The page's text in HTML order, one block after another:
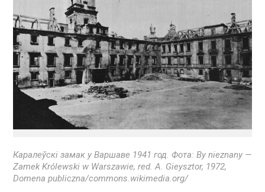
Каралеўскі замак у Варшаве 1941 год. Фота: By nieznany —
Zamek Królewski w Warszawie, red. A. Gieysztor, 1972,
Domena publiczna/commons.wikimedia.org/